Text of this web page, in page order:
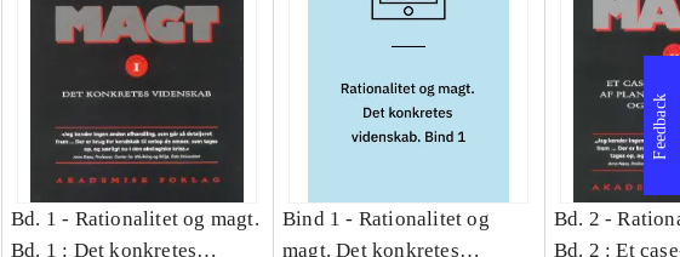
Bd. 1 - Rationalitet og magt.
Bd. 1 : Det konkretes
Bind 1 - Rationalitet og
magt. Det konkretes
Bd. 2 -
Bd. 2 : Et
Feedback